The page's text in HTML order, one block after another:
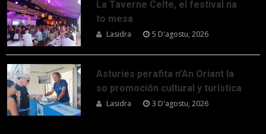
La Taverne Celte, el festival na
to mesa
Lasidra 5 D'agostu, 2026
Asturies perafita n’An Oriant la
so promoción cultural y turística
Lasidra 3 D'agostu, 2026